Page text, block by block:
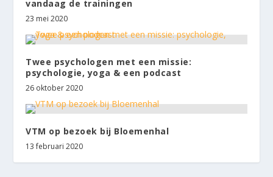
vandaag de trainingen
23 mei 2020
Twee psychologen met een missie:
psychologie, yoga & een podcast
26 oktober 2020
VTM op bezoek bij Bloemenhal
13 februari 2020